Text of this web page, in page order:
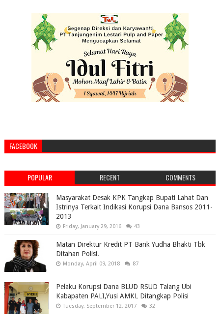
FACEBOOK
POPULAR RECENT COMMENTS
Masyarakat Desak KPK Tangkap Bupati Lahat Dan
Istrinya Terkait Indikasi Korupsi Dana Bansos 2011-
2013
Friday, January 29, 2016 43
Matan Direktur Kredit PT Bank Yudha Bhakti Tbk
Ditahan Polisi.
Monday, April 09, 2018 87
Pelaku Korupsi Dana BLUD RSUD Talang Ubi
Kabapaten PALI,Yusi AMKL Ditangkap Polisi
Tuesday, September 12, 2017 32